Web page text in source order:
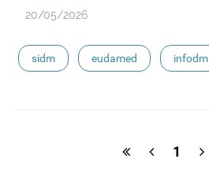
20/05/2026
sidm eudamed infodm
1